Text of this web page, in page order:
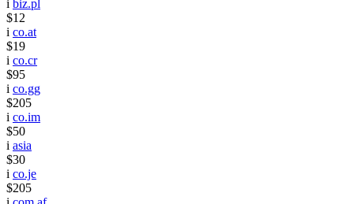
i biz.pl
$12
i co.at
$19
i co.cr
$95
i co.gg
$205
i co.im
$50
i asia
$30
i co.je
$205